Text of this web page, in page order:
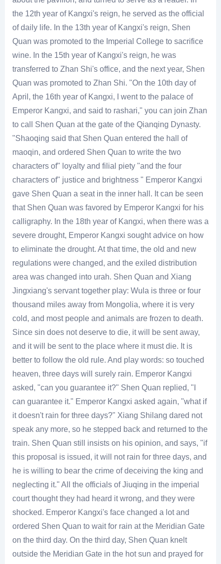
the 12th year of Kangxi's reign, he served as the official
of daily life. In the 13th year of Kangxi's reign, Shen
Quan was promoted to the Imperial College to sacrifice
wine. In the 15th year of Kangxi's reign, he was
transferred to Zhan Shi's office, and the next year, Shen
Quan was promoted to Zhan Shi. "On the 10th day of
April, the 16th year of Kangxi, I went to the palace of
Emperor Kangxi, and said to rashari," you can join Zhan
to call Shen Quan at the gate of the Qianqing Dynasty.
"Shaoqing said that Shen Quan entered the hall of
maoqin, and ordered Shen Quan to write the two
characters of" loyalty and filial piety "and the four
characters of" justice and brightness " Emperor Kangxi
gave Shen Quan a seat in the inner hall. It can be seen
that Shen Quan was favored by Emperor Kangxi for his
calligraphy. In the 18th year of Kangxi, when there was a
severe drought, Emperor Kangxi sought advice on how
to eliminate the drought. At that time, the old and new
regulations were changed, and the exiled distribution
area was changed into urah. Shen Quan and Xiang
Jingxiang's servant together play: Wula is three or four
thousand miles away from Mongolia, where it is very
cold, and most people and animals are frozen to death.
Since sin does not deserve to die, it will be sent away,
and it will be sent to the place where it must die. It is
better to follow the old rule. And play words: so touched
heaven, three days will surely rain. Emperor Kangxi
asked, "can you guarantee it?" Shen Quan replied, "I
can guarantee it." Emperor Kangxi asked again, "what if
it doesn't rain for three days?" Xiang Shilang dared not
speak any more, so he stepped back and returned to the
train. Shen Quan still insists on his opinion, and says, "if
this proposal is issued, it will not rain for three days, and
he is willing to bear the crime of deceiving the king and
neglecting it." All the officials of Jiuqing in the imperial
court thought they had heard it wrong, and they were
shocked. Emperor Kangxi's face changed a lot and
ordered Shen Quan to wait for rain at the Meridian Gate
on the third day. On the third day, Shen Quan knelt
outside the Meridian Gate in the hot sun and prayed for